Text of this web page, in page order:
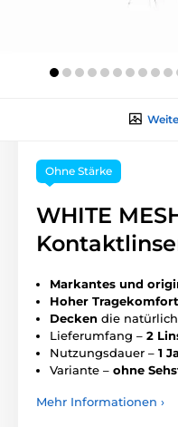
Ohne Stärke
WHITE
Markantes und
Hoher Tragekomfort
Decken die
Lieferumfang – 2
Nutzungsdauer – 1
Variante – ohne
Mehr Informationen ›